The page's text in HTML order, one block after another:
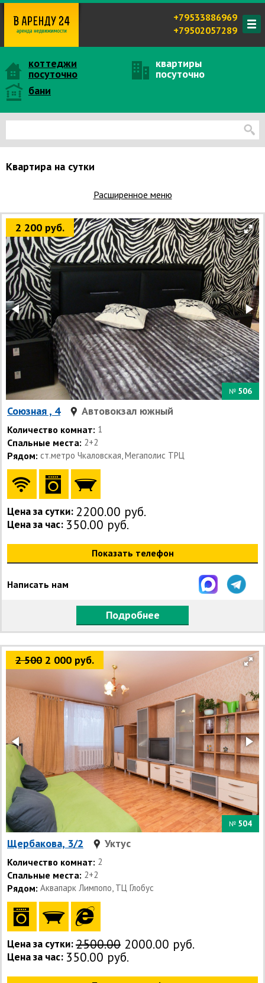
+79533886969
+79502057289
коттеджи
посуточно
квартиры
посуточно
бани
Квартира на сутки
Расширенное меню
2 200 руб.
№ 506
Союзная , 4 Автовокзал южный
Количество комнат: 1
Спальные места: 2+2
Рядом: ст.метро Чкаловская, Мегаполис ТРЦ
Цена за сутки: 2200.00 руб.
Цена за час: 350.00 руб.
Показать телефон
Написать нам
Подробнее
2 500 2 000 руб.
№ 504
Щербакова, 3/2 Уктус
Количество комнат: 2
Спальные места: 2+2
Рядом: Аквапарк Лимпопо, ТЦ Глобус
Цена за сутки:2500.00 2000.00 руб.
Цена за час: 350.00 руб.